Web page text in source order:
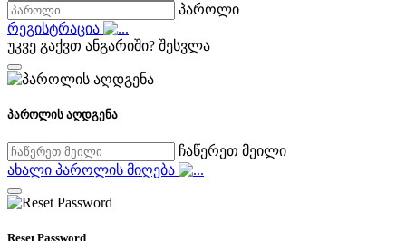
პაროლი
რეგისტრაცია
უკვე გაქვთ ანგარიში? შესვლა
პაროლის აღდგენა
ჩაწერეთ მეილი
ახალი პაროლის მიღება
Reset Password